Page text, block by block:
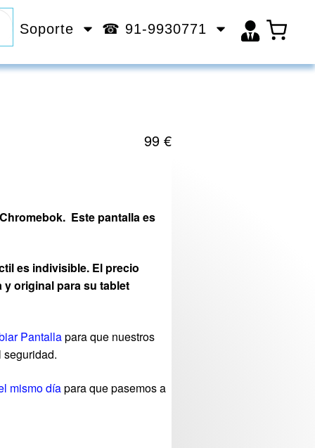
Soporte ☎ 91-9930771
99 €
Este pantalla es
es indivisible. El precio
original para su tablet
Pantallapara que nuestros
seguridad.
mismo díapara que pasemos a